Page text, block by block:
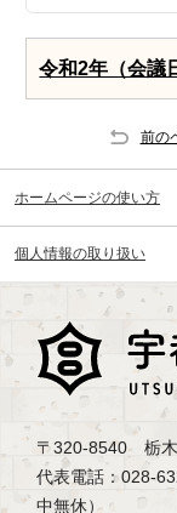
令和2年（会議
前の
ホームページの使い方
個人情報の取り扱い
〒320-8540 栃木
代表電話：028-
中無休）